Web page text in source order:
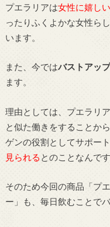
プエラリアは女性に嬉し
ったりふくよかな女性ら
います。
また、今ではバストアッ
ます。
理由としては、プエラリ
と似た働きをすることか
ゲンの役割としてサポー
見られる とのことなんです
そのため今回の商品「プ
ー」も、毎日飲むことで